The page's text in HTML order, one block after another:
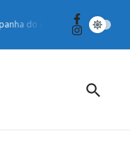
do Agasalho para moradores